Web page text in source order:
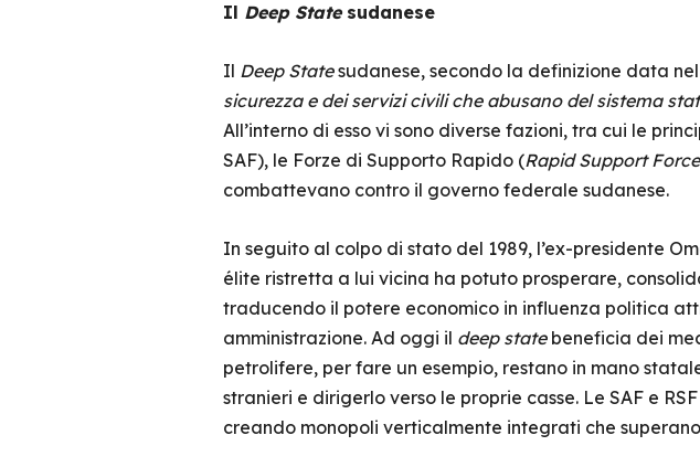
Il Deep Statesudanese
Il Deep Statesudanese, secondo la definizione data
sicurezza e dei servizi civili che abusano del sistema
All’interno di esso vi sono diverse fazioni, tra cui le
SAF), le Forze di Supporto Rapido (Rapid Support
combattevano contro il governo federale sudanese.
In seguito al colpo di stato del 1989, l’ex-presidente
élite ristretta a lui vicina ha potuto prosperare,
traducendo il potere economico in influenza politica
amministrazione. Ad oggi il deep statebeneficia dei
petrolifere, per fare un esempio, restano in mano
stranieri e dirigerlo verso le proprie casse. Le SAF e
creando monopoli verticalmente integrati che